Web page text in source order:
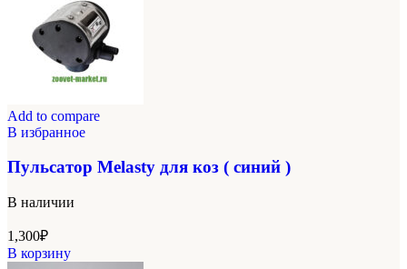
Add to compare
В избранное
Пульсатор Melasty для коз ( синий )
В наличии
1,300₽
В корзину